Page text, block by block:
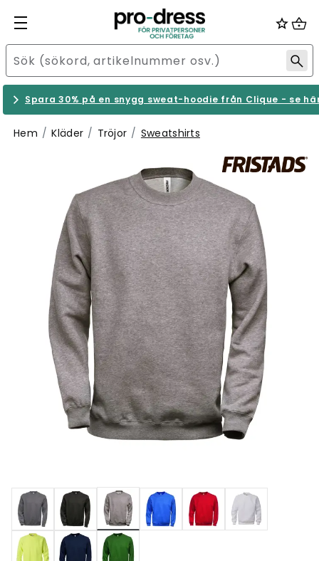
Spara 30% på en snygg sweat-hoodie från Clique - se
Hem Kläder Tröjor Sweatshirts
Valda